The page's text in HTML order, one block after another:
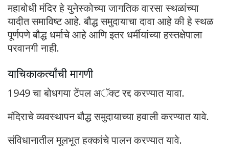
महाबोधी मंदिर हे युनेस्कोच्या जागतिक वारसा स्थळांच्या
यादीत समाविष्ट आहे. बौद्ध समुदायाचा दावा आहे की हे स्थळ
पूर्णपणे बौद्ध धर्माचे आहे आणि इतर धर्मीयांच्या हस्तक्षेपाला
परवानगी नाही.
याचिकाकर्त्यांची मागणी
1949 चा बोधगया टेंपल अॅक्ट रद्द करण्यात यावा.
मंदिराचे व्यवस्थापन बौद्ध समुदायाच्या हवाली करण्यात यावे.
संविधानातील मूलभूत हक्कांचे पालन करण्यात यावे.